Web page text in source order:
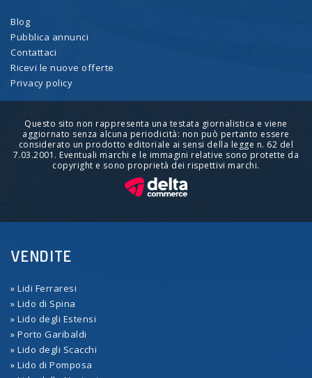
Blog
Pubblica annunci
Contattaci
Ricevi le nuove offerte
Privacy policy
Questo sito non rappresenta una testata giornalistica e viene
aggiornato senza alcuna periodicità: non può pertanto essere
considerato un prodotto editoriale ai sensi della legge n. 62 del
7.03.2001. Eventuali marchi e le immagini relative sono protette da
copyright e sono proprietà dei rispettivi marchi.
VENDITE
» Lidi Ferraresi
» Lido di Spina
» Lido degli Estensi
» Porto Garibaldi
» Lido degli Scacchi
» Lido di Pomposa